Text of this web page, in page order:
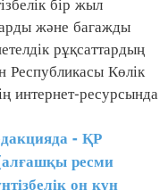
және багажды
рұқсаттардың
Республикасы Көлік
интернет-ресурсында
- ҚР
ресми
он күн